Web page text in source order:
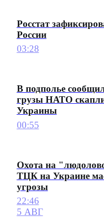
Росстат
России
03:28
В подполье
грузы НАТО
Украины
00:55
Охота на
ТЦК на Украине
угрозы
22:46
5 АВГ